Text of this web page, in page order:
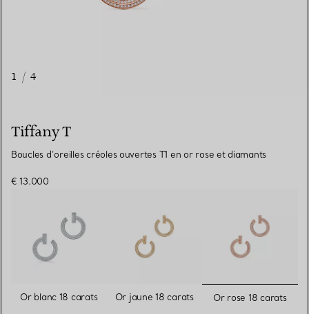
1 / 4
Tiffany T
Boucles d’oreilles créoles ouvertes T1 en or rose et diamants
€ 13.000
Or blanc 18 carats Or jaune 18 carats Or rose 18 carats